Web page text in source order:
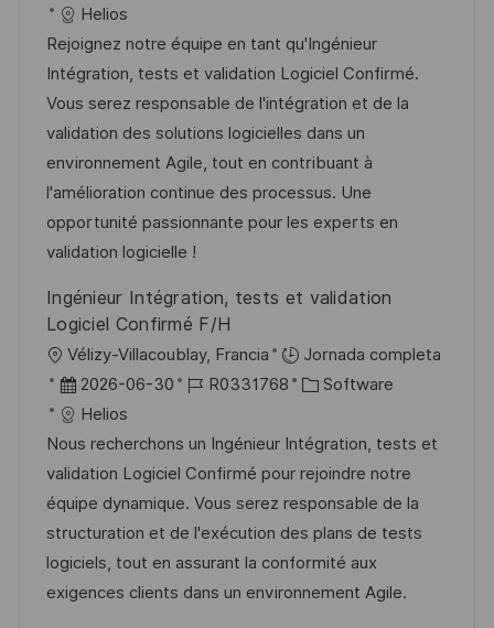
c
a
c
i
ó
n
e
c
h
a
d
e
p
u
b
i
c
d
e
e
m
p
l
e
o
t
e
g
o
r
í
a
Helios
Rejoignez notre équipe en tant qu'Ingénieur
Intégration, tests et validation Logiciel Confirmé.
Vous serez responsable de l'intégration et de la
validation des solutions logicielles dans un
environnement Agile, tout en contribuant à
l'amélioration continue des processus. Une
opportunité passionnante pour les experts en
validation logicielle !
Ingénieur Intégration, tests et validation
Logiciel Confirmé F/H
U
b
c
a
c
i
ó
n
Vélizy-Villacoublay, Francia
Jornada completa
F
e
c
h
a
d
e
p
2026-06-30
I
d
e
e
m
p
l
R0331768
C
t
e
g
o
r
í
Software
Helios
Nous recherchons un Ingénieur Intégration, tests et
validation Logiciel Confirmé pour rejoindre notre
équipe dynamique. Vous serez responsable de la
structuration et de l'exécution des plans de tests
logiciels, tout en assurant la conformité aux
exigences clients dans un environnement Agile.